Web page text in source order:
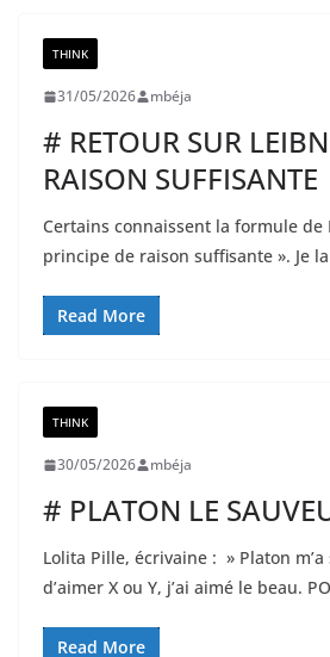
THINK
31/05/2026 mbéja
# RETOUR SUR
RAISON SUFFISANTE
Certains connaissent la formule de
principe de raison suffisante ». Je
Read More
THINK
30/05/2026 mbéja
# PLATON LE
Lolita Pille, écrivaine : » Platon m’a
d’aimer X ou Y, j’ai aimé le beau.
Read More